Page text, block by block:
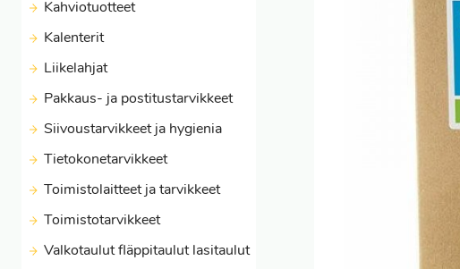
Kahviotuotteet
Kalenterit
Liikelahjat
Pakkaus- ja postitustarvikkeet
Siivoustarvikkeet ja hygienia
Tietokonetarvikkeet
Toimistolaitteet ja tarvikkeet
Toimistotarvikkeet
Valkotaulut fläppitaulut lasitaulut